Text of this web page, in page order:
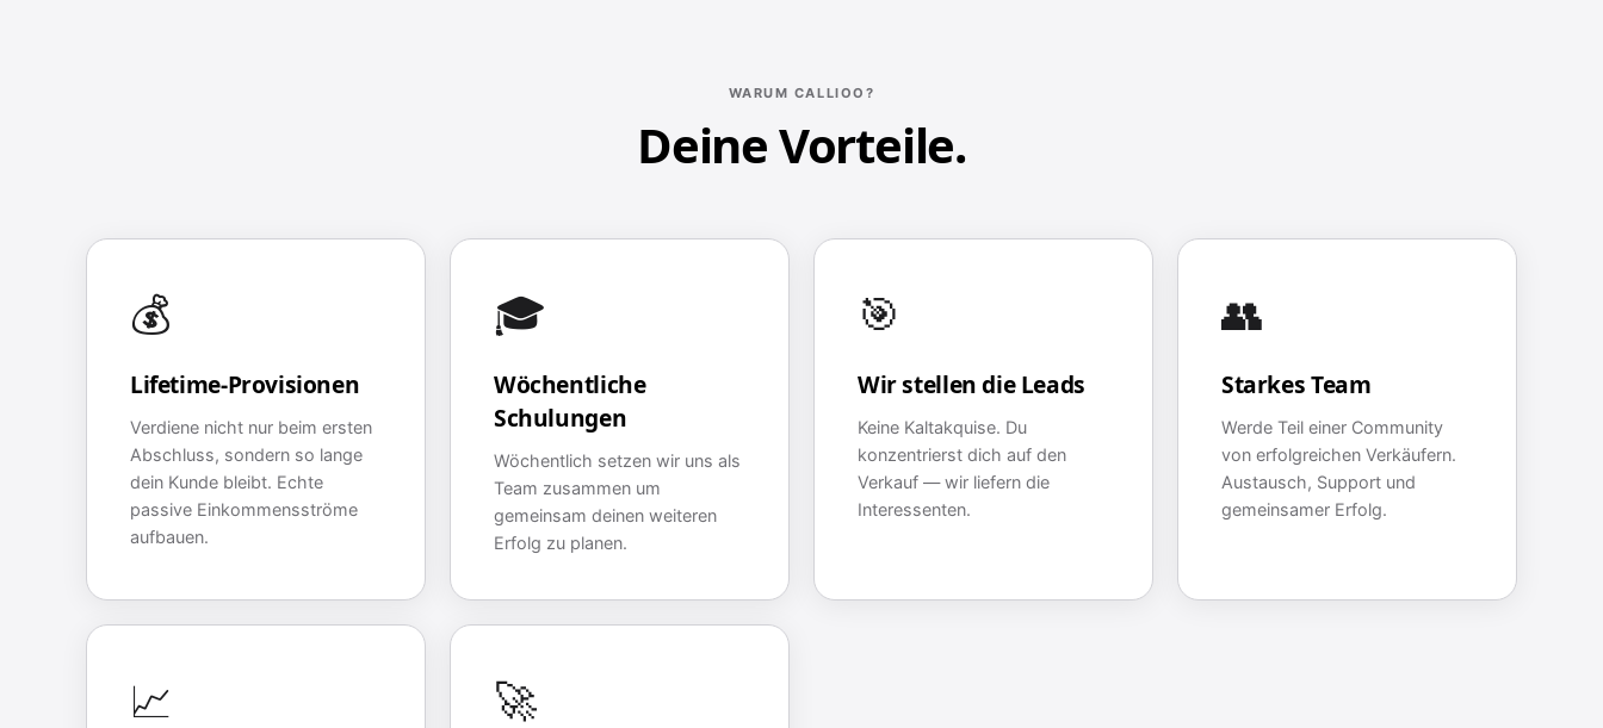
WARUM CALLIOO?
Deine Vorteile.
💰
Lifetime-Provisionen
Verdiene nicht nur beim ersten
Abschluss, sondern so lange
dein Kunde bleibt. Echte
passive Einkommensströme
aufbauen.
🎓
Wöchentliche
Schulungen
Wöchentlich setzen wir uns als
Team zusammen um
gemeinsam deinen weiteren
Erfolg zu planen.
🎯
Wir stellen die Leads
Keine Kaltakquise. Du
konzentrierst dich auf den
Verkauf — wir liefern die
Interessenten.
👥
Starkes Team
Werde Teil einer Community
von erfolgreichen Verkäufern.
Austausch, Support und
gemeinsamer Erfolg.
📈 🚀